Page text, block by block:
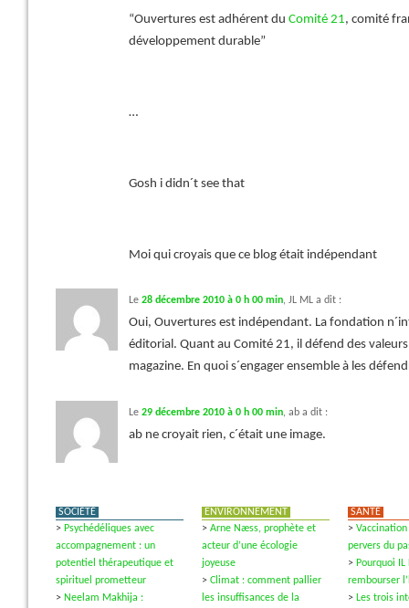
“Ouvertures est adhérent du Comité 21, comité
développement durable”
…
Gosh i didn´t see that
Moi qui croyais que ce blog était indépendant
Le 28 décembre 2010 à 0 h 00 min, JL ML a dit :
Oui, Ouvertures est indépendant. La fondation
éditorial. Quant au Comité 21, il défend des
magazine. En quoi s´engager ensemble à les
Le 29 décembre 2010 à 0 h 00 min, ab a dit :
ab ne croyait rien, c´était une image.
SOCIÉTÉ
> Psychédéliques avec
accompagnement : un
potentiel thérapeutique et
spirituel prometteur
> Neelam Makhija :
ENVIRONNEMENT
> Arne Næss, prophète et
acteur d’une écologie
joyeuse
> Climat : comment pallier
les insuffisances de la
SANTÉ
>
pervers du
> Pourquoi IL
rembourser
> Les trois